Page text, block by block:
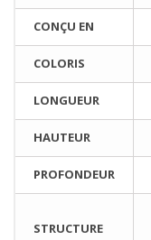
CONÇU EN
COLORIS
LONGUEUR
HAUTEUR
PROFONDEUR
STRUCTURE